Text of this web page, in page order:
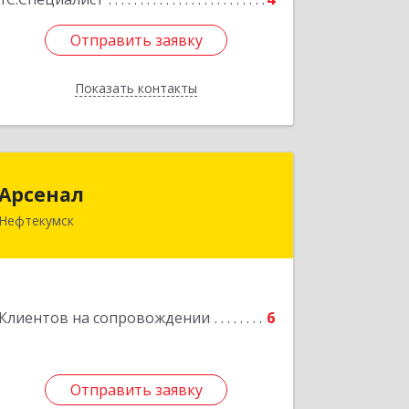
Отправить заявку
Показать контакты
Отправить заявку
Назад
Нефтекумск
Клиентов на сопровождении 6
Отправить заявку
Ставропольский край, Нефтекумск г,
Отправить заявку